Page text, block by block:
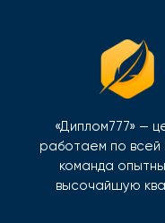
«Диплом777» —
работаем по
команда
высочайшую